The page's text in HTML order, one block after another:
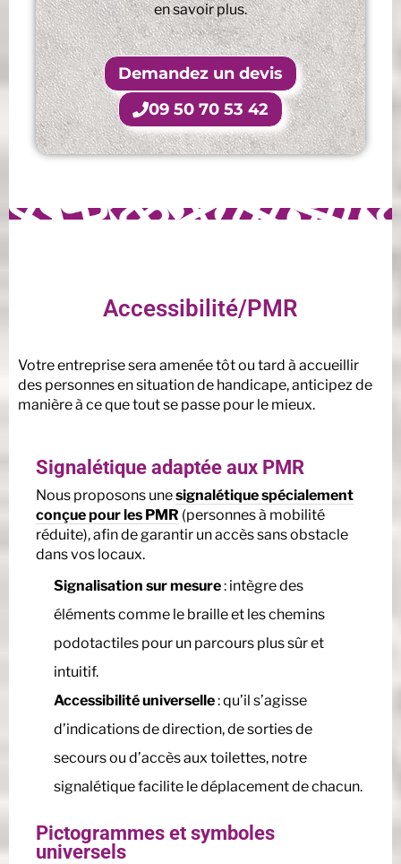
en savoir plus.
Demandez un devis
09 50 70 53 42
Accessibilité/PMR
Votre entreprise sera amenée tôt ou tard à accueillir
des personnes en situation de handicape, anticipez de
manière à ce que tout se passe pour le mieux.
Signalétique adaptée aux PMR
Nous proposons unesignalétique spécialement
conçue pour les PMR (personnes à mobilité
réduite), afin de garantir un accès sans obstacle
dans vos locaux.
Signalisation sur mesure: intègre des
éléments comme le braille et les chemins
podotactiles pour un parcours plus sûr et
intuitif.
Accessibilité universelle: qu’il s’agisse
d’indications de direction, de sorties de
secours ou d’accès aux toilettes, notre
signalétique facilite le déplacement de chacun.
Pictogrammes et symboles
universels